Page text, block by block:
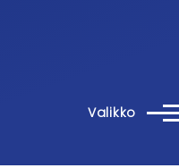
Valikko